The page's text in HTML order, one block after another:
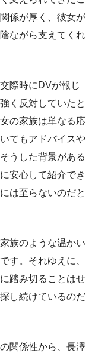
係が厚く、彼女が
ながら支えてくれ
際時にDVが報じ
く反対していたと
の家族は単なる応
てもアドバイスや
うした背景がある
安心して紹介でき
は至らないのだと
族のような温かい
す。それゆえに、
踏み切ることはせ
し続けているのだ
関係性から、長澤